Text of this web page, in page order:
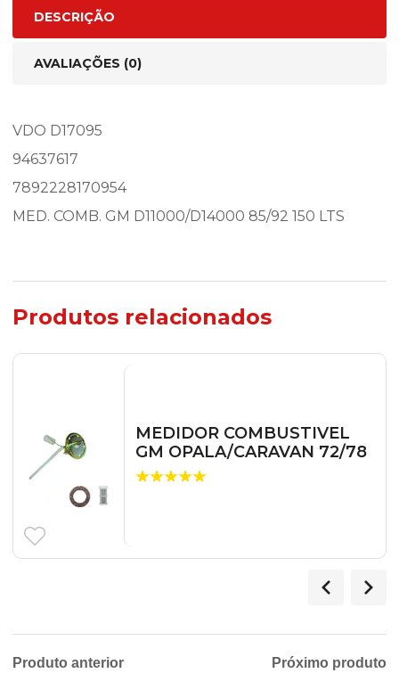
DESCRIÇÃO
AVALIAÇÕES (0)
VDO D17095
94637617
7892228170954
MED. COMB. GM D11000/D14000 85/92 150 LTS
Produtos relacionados
MEDIDOR COMBUSTIVEL
GM OPALA/CARAVAN 72/78
Produto anterior Próximo produto